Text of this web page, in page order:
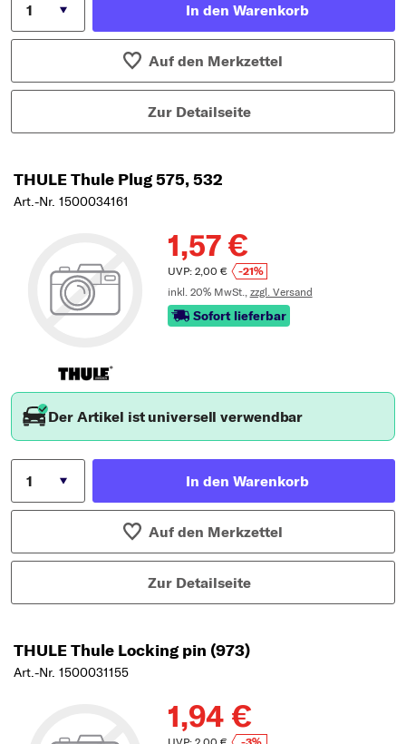
In den Warenkorb
Auf den Merkzettel
Zur Detailseite
THULE Thule Plug 575, 532
Art.-Nr. 1500034161
1,57 €
UVP: 2,00 €
-21%
inkl. 20% MwSt., zzgl. Versand
Sofort lieferbar
Der Artikel ist universell verwendbar
In den Warenkorb
Auf den Merkzettel
Zur Detailseite
THULE Thule Locking pin (973)
Art.-Nr. 1500031155
1,94 €